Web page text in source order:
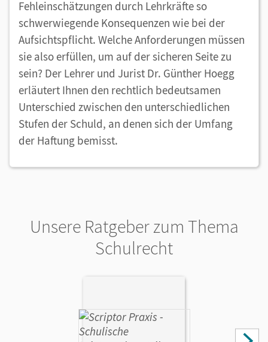
Fehleinschätzungen durch Lehrkräfte so
schwerwiegende Konsequenzen wie bei der
Aufsichtspflicht. Welche Anforderungen müssen
sie also erfüllen, um auf der sicheren Seite zu
sein? Der Lehrer und Jurist Dr. Günther Hoegg
erläutert Ihnen den rechtlich bedeutsamen
Unterschied zwischen den unterschiedlichen
Stufen der Schuld, an denen sich der Umfang
der Haftung bemisst.
Unsere Ratgeber zum Thema
Schulrecht